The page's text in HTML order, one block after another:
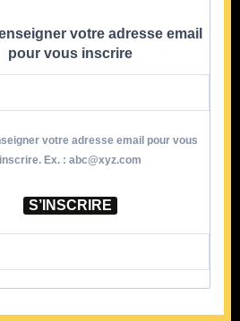
Formations
Contact
Mentions
votre adresse email
pour vous inscrire
votre adresse email pour vous
inscrire. Ex. : abc@xyz.com
S’INSCRIRE